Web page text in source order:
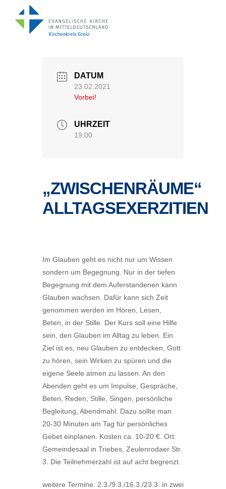
DATUM
23.02.2021
Vorbei!
UHRZEIT
19:00
„ZWISCHENRÄUME“
ALLTAGSEXERZITIEN
Im Glauben geht es nicht nur um Wissen
sondern um Begegnung. Nur in der tiefen
Begegnung mit dem Auferstandenen kann
Glauben wachsen. Dafür kann sich Zeit
genommen werden im Hören, Lesen,
Beten, in der Stille. Der Kurs soll eine Hilfe
sein, den Glauben im Alltag zu leben. Ein
Ziel ist es, neu Glauben zu entdecken, Gott
zu hören, sein Wirken zu spüren und die
eigene Seele atmen zu lassen. An den
Abenden geht es um Impulse, Gespräche,
Beten, Reden, Stille, Singen, persönliche
Begleitung, Abendmahl. Dazu sollte man
20-30 Minuten am Tag für persönliches
Gebet einplanen. Kosten ca. 10-20 €. Ort:
Gemeindesaal in Triebes, Zeulenrodaer Str.
3. Die Teilnehmerzahl ist auf acht begrenzt.
weitere Termine: 2.3./9.3./16.3./23.3. in zwei